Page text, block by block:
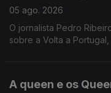
05 ago. 2026
O jornalista Pedro
sobre a Volta a
A queen e os